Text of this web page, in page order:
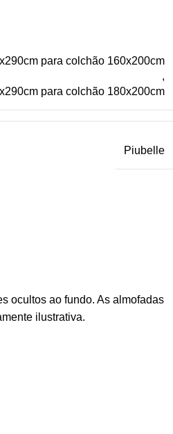
para colchão 160x200cm
,
para colchão 180x200cm
Piubelle
ocultos ao fundo. As almofadas
ilustrativa.